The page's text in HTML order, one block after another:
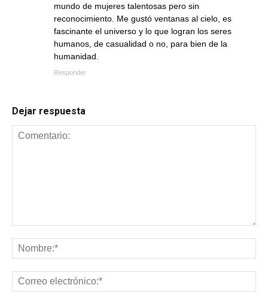
mundo de mujeres talentosas pero sin
reconocimiento. Me gustó ventanas al cielo, es
fascinante el universo y lo que logran los seres
humanos, de casualidad o no, para bien de la
humanidad.
Responder
Dejar respuesta